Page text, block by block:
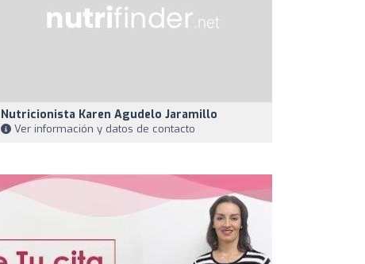
Nutricionista Karen Agudelo Jaramillo
Ver información y datos de contacto